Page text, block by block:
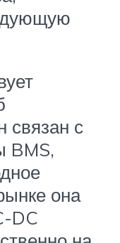
связан с
BMS,
она
DC